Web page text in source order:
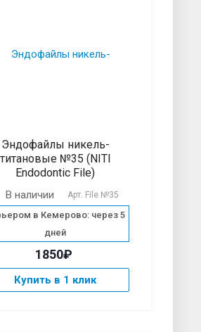
Эндофайлы никель-
титановые №35 (NITI
Endodontic File)
В наличии Арт. File №35
в Кемерово: через 5
дней
1850₽
Купить в 1 клик